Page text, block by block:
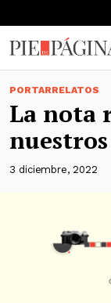
PORTARRELATOS
La nota
3 diciembre, 2022